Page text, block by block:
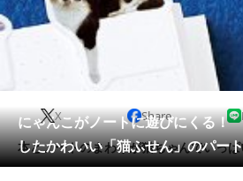
グルメ 地域
教育・育
リサーチ
会員記事
メディア
にゃんこがノートに遊びにくる！
したかわいい「猫ふせん」のパー
X Share
本とノートのまわりが猫ちゃんでいっ